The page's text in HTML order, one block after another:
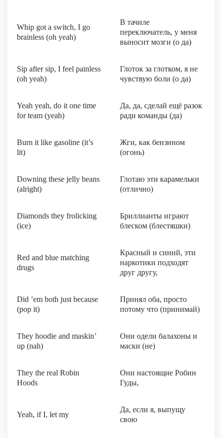
Whip got a switch, I go
brainless (oh yeah)
В тачиле
переключатель, у меня
выносит мозги (о да)
Sip after sip, I feel painless
(oh yeah)
Глоток за глотком, я не
чувствую боли (о да)
Yeah yeah, do it one time
for team (yeah)
Да, да, сделай ещё разок
ради команды (да)
Burn it like gasoline (it’s
lit)
Жги, как бензином
(огонь)
Downing these jelly beans
(alright)
Глотаю эти карамельки
(отлично)
Diamonds they frolicking
(ice)
Бриллианты играют
блеском (блестяшки)
Red and blue matching
drugs
Красный и синий, эти
наркотики подходят
друг другу,
Did ’em both just because
(pop it)
Принял оба, просто
потому что (принимай)
They hoodie and maskin’
up (nah)
Они одели балахоны и
маски (не)
They the real Robin
Hoods
Они настоящие Робин
Гуды,
Yeah, if I, let my
Да, если я, выпущу
свою